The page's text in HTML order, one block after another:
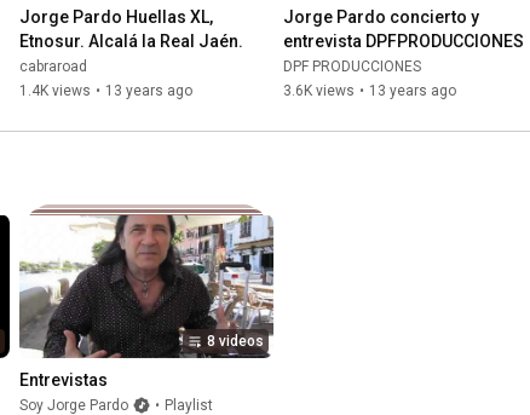
Jorge Pardo Huellas XL,
Etnosur. Alcalá la Real Jaén.
cabraroad
1.4K views • 13 years ago
Jorge Pardo concierto y
entrevista DPFPRODUCCIONES
DPF PRODUCCIONES
3.6K views • 13 years ago
8 videos
Entrevistas
Soy Jorge Pardo • Playlist